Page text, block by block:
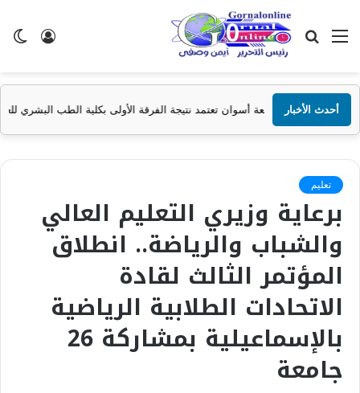
تسجيل
القائمة بحث
عن
أحدث الأخبار
أسوان تعتمد نتيجة الفرقة الأولى بكلية الطب البشري للعام الجامعي 2025/2026
تعليم
برعاية وزيري التعليم العالي
والشباب والرياضة.. انطلاق
المؤتمر الثالث لقادة
الاتحادات الطلابية الرياضية
بالإسماعيلية بمشاركة 26
جامعة